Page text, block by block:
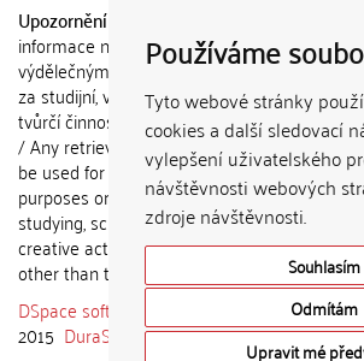
Používáme
Tyto webové stránky
cookies a další sledovací
vylepšení uživatelského
návštěvnosti webových
zdroje návštěvnosti.
Souhlasím
Odmítám
Upravit mé
Upozornění / Notice:
informace nemohou být použity k
výdělečným účelům nebo vydávány
za studijní, vědeckou nebo jinou
tvůrčí činnost jiné osoby než autora.
/ Any retrieved information shall not
be used for any commercial
purposes or claimed as results of
studying, scientific or any other
creative activities of any person
other than the author.
DSpace software
copyright © 2002-
2015 DuraSpace